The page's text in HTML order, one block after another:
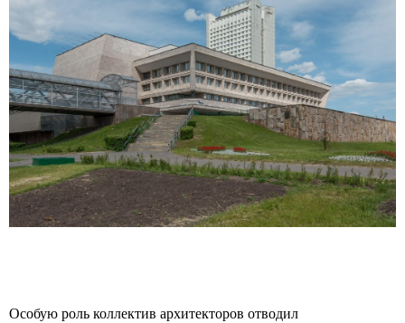
Особую роль коллектив архитекторов отводил